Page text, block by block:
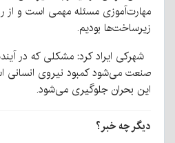
مهارت‌آموزی مسئله مهمی است و از
زیرساخت‌ها بودیم.
شهرکی ایراد کرد: مشکلی که در
صنعت می‌شود کمبود نیروی انسانی
این بحران جلوگیری می‌شود.
دیگر چه خبر؟